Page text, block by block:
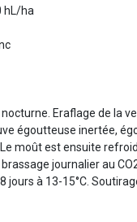
hL/ha
Eraflage de la
égoutteuse inertée,
moût est ensuite
journalier au
jours à 13-15°C.